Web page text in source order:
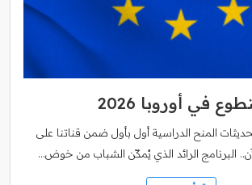
في أوروبا 2026
تحديثات المنح الدراسية أول بأول ضمن قناتنا على
الآن.. البرنامج الرائد الذي يُمكّن الشباب من خوض…